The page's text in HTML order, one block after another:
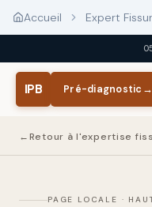
Aller au contenu principal
Accueil Expert
IPB Pré-diagnostic →
←Retour à l'expertise
PAGE LOCALE ·